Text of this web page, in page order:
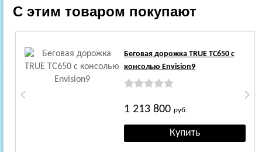
С этим товаром покупают
Беговая дорожка TRUE TC650 c
консолью Envision9
1 213 800 руб.